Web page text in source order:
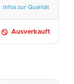
Infos zur Qualität
Ausverkauft